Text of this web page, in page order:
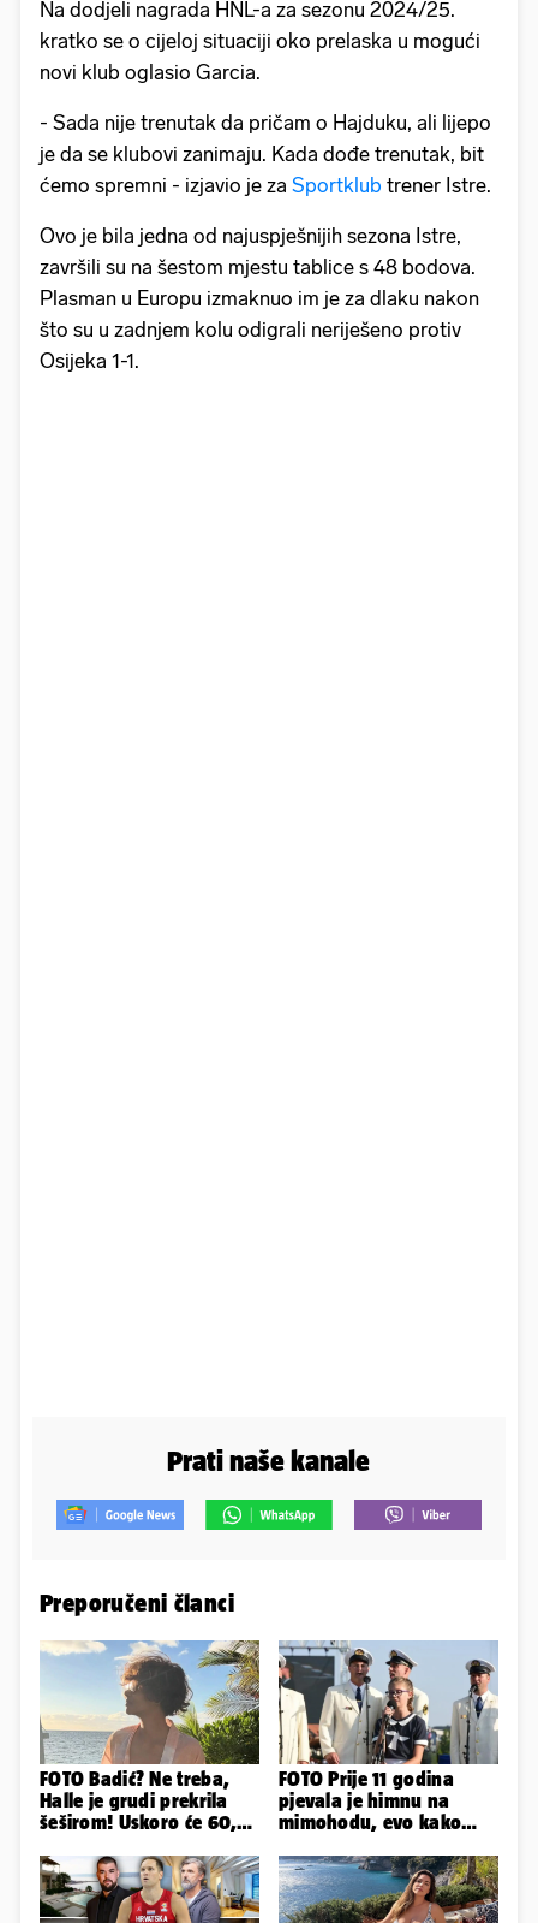
Na dodjeli nagrada HNL-a za sezonu 2024/25.
kratko se o cijeloj situaciji oko prelaska u mogući
novi klub oglasio Garcia.
- Sada nije trenutak da pričam o Hajduku, ali lijepo
je da se klubovi zanimaju. Kada dođe trenutak, bit
ćemo spremni - izjavio je za Sportklub trener Istre.
Ovo je bila jedna od najuspješnijih sezona Istre,
završili su na šestom mjestu tablice s 48 bodova.
Plasman u Europu izmaknuo im je za dlaku nakon
što su u zadnjem kolu odigrali neriješeno protiv
Osijeka 1-1.
Prati naše kanale
Preporučeni članci
FOTO Badić? Ne treba,
Halle je grudi prekrila
šeširom! Uskoro će 60,
FOTO Prije 11 godina
pjevala je himnu na
mimohodu, evo kako
Negovetić